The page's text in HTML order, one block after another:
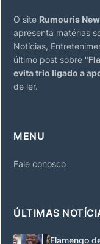
O site Rumouris
apresenta matérias
Notícias,
último post sobre "
evita trio ligado a
de ler.
MENU
Fale conosco
ÚLTIMAS
Flamengo